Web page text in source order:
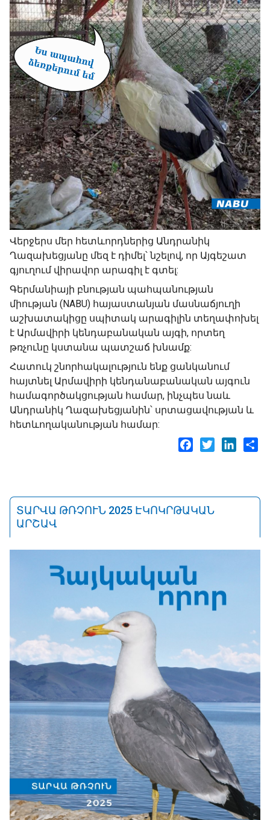
Վերջերս մեր հետևորդներից Անդրանիկ
Ղազախեցյանը մեզ է դիմել՝ նշելով, որ Այգեշատ
գյուղում վիրավոր արագիլ է գտել:
Գերմանիայի բնության պահպանության
միության (NABU) հայաստանյան մասնաճյուղի
աշխատակիցը սպիտակ արագիլին տեղափոխել
է Արմավիրի կենդաբանական այգի, որտեղ
թռչունը կստանա պատշաճ խնամք:
Հատուկ շնորհակալություն ենք ցանկանում
հայտնել Արմավիրի կենդանաբանական այգուն
համագործակցության համար, ինչպես նաև
Անդրանիկ Ղազախեցյանին՝ սրտացավության և
հետևողականության համար:
Facebook
Twitter
ՏԱՐՎԱ ԹՌՉՈՒՆ 2025 ԷԿՈԿՐԹԱԿԱՆ
ԱՐՇԱՎ